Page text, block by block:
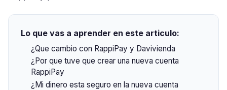
Lo que vas a aprender en este articulo:
¿Que cambio con RappiPay y Davivienda
¿Por que tuve que crear una nueva cuenta
RappiPay
¿Mi dinero esta seguro en la nueva cuenta